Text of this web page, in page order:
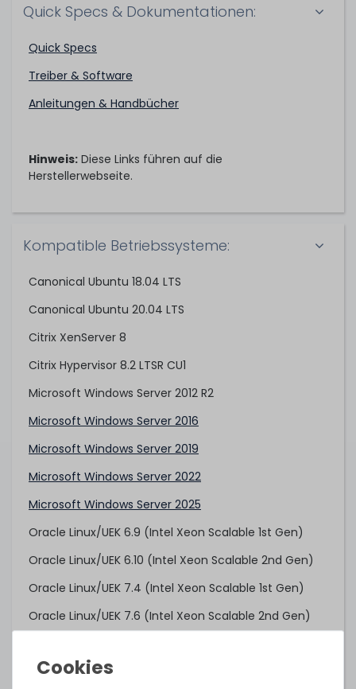
Quick Specs & Dokumentationen:
Quick Specs
Treiber & Software
Anleitungen & Handbücher
Hinweis: Diese Links führen auf die
Herstellerwebseite.
Kompatible Betriebssysteme:
Canonical Ubuntu 18.04 LTS
Canonical Ubuntu 20.04 LTS
Citrix XenServer 8
Citrix Hypervisor 8.2 LTSR CU1
Microsoft Windows Server 2012 R2
Microsoft Windows Server 2016
Microsoft Windows Server 2019
Microsoft Windows Server 2022
Microsoft Windows Server 2025
Oracle Linux/UEK 6.9 (Intel Xeon Scalable 1st Gen)
Oracle Linux/UEK 6.10 (Intel Xeon Scalable 2nd Gen)
Oracle Linux/UEK 7.4 (Intel Xeon Scalable 1st Gen)
Oracle Linux/UEK 7.6 (Intel Xeon Scalable 2nd Gen)
Oracle VM 3.4.6 (Intel Xeon Scalable 2nd Gen)